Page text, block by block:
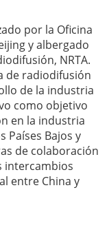
por la Oficina
y albergado
NRTA.
de radiodifusión
de la industria
como objetivo
en la industria
Países Bajos y
de colaboración
intercambios
entre China y